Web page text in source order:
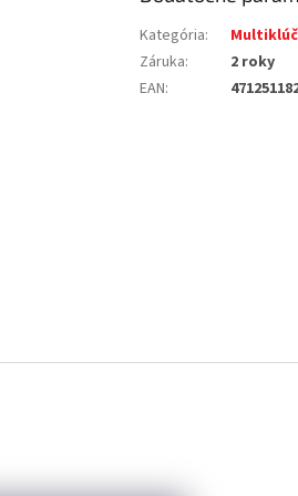
Kategória:
Záruka:
2 roky
EAN: